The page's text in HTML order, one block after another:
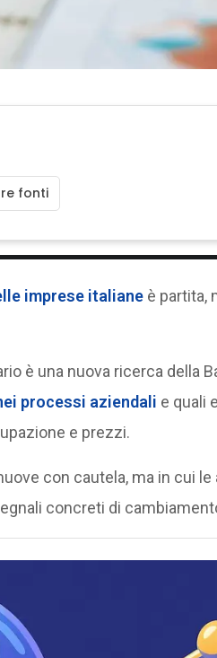
fonti
imprese italiane è partita,
è una nuova ricerca della
processi aziendali e quali
e prezzi.
con cautela, ma in cui le
concreti di